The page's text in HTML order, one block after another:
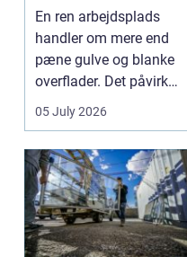
mest værdi for
pengene
En ren arbejdsplads
handler om mere end
pæne gulve og blanke
overflader. Det påvirker
både arbejdsmi...
05 July 2026